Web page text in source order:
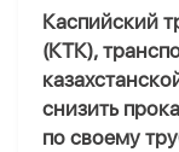
Каспийский
(КТК),
снизить
по своему